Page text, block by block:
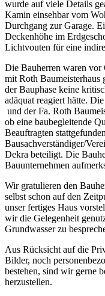
wurde auf viele Details
Kamin einsehbar vom
Durchgang zur Garage.
Deckenhöhe im
Lichtvouten füreine
Die Bauherren waren vor
mit Roth Baumeisterhaus
derBauphase keine
adäquat reagiert hätte.
und der Fa. Roth
ob eine baubegleitende
Beauftragten
Bausachverständiger/
Dekra beteiligt. Die
Bauunternehmen
Wir gratulieren den
selbst schon auf den
unser fertiges Haus
wir die Gelegenheit
Grundwasser zu
Aus Rücksicht auf die
Bilder, noch
bestehen, sind wir gerne
herzustellen.